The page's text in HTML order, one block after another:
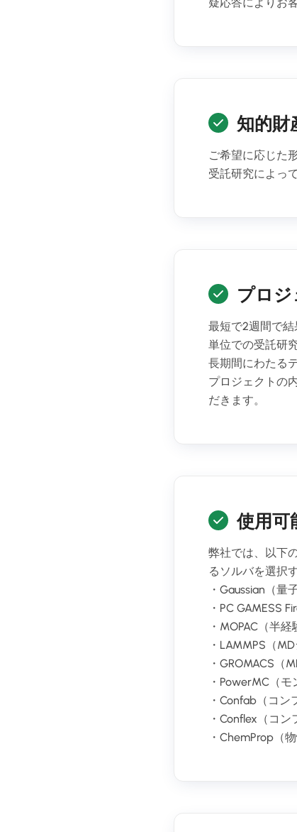
知的財
ご希望に応じた
受託研究によっ
プロ
最短で2週間で
単位での受託研
長期間にわたる
プロジェクトの
だきます。
使用可
弊社では、以下
るソルバを選択
・Gaussian（量
・PC GAMESS
・MOPAC（半
・LAMMPS（
・GROMACS（
・PowerMC（
・Confab（コン
・Conflex（コ
・ChemProp（